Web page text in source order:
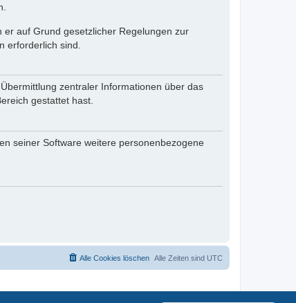
auf Grund gesetzlicher Regelungen zur
erforderlich sind.
zentraler Informationen über das
gestattet hast.
seiner Software weitere personenbezogene
Alle Zeiten sind UTC
Alle Cookies löschen